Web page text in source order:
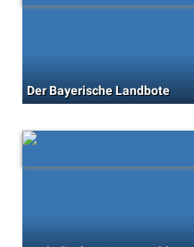
Der Bayerische Landbote